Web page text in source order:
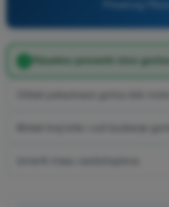
Vizuelno proveriti nivo